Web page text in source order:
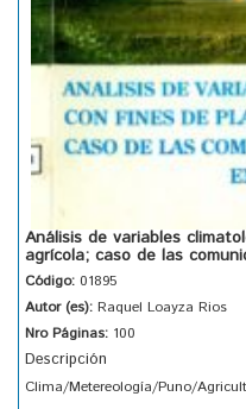
Análisis de variables
agrícola; caso de las
Código: 01895
Autor (es): Raquel Loayza Rios
Nro Páginas: 100
Descripción
Clima/Metereología/Puno/